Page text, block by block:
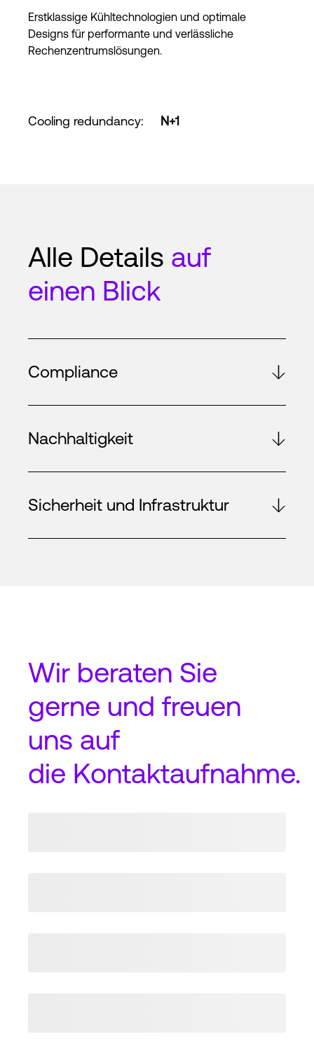
Erstklassige Kühltechnologien und optimale
Designs für performante und verlässliche
Rechenzentrumslösungen.
Cooling redundancy: N+1
Alle Details auf
einen Blick
Compliance
Nachhaltigkeit
Sicherheit und Infrastruktur
Wir beraten Sie
gerne und freuen
uns auf
die Kontaktaufnahme.